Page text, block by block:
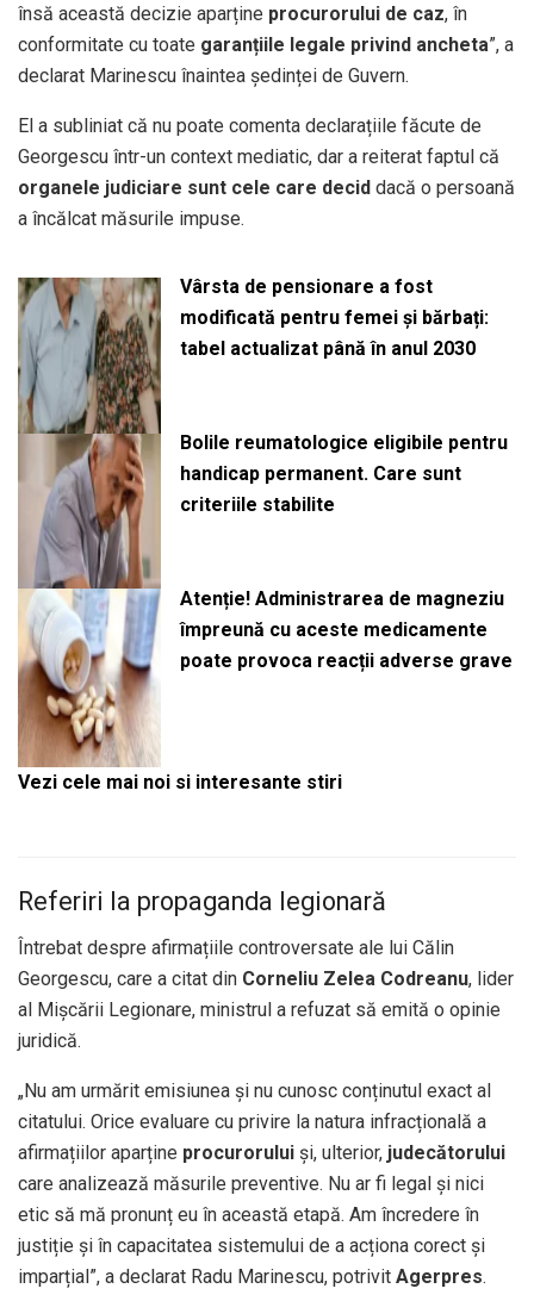
însă această decizie aparține procurorului de caz, în
conformitate cu toate garanțiile legale privind ancheta”, a
declarat Marinescu înaintea ședinței de Guvern.
El a subliniat că nu poate comenta declarațiile făcute de
Georgescu într-un context mediatic, dar a reiterat faptul că
organele judiciare sunt cele care decid dacă o persoană
a încălcat măsurile impuse.
Vârsta de pensionare a fost
modificată pentru femei și bărbați:
tabel actualizat până în anul 2030
Bolile reumatologice eligibile pentru
handicap permanent. Care sunt
criteriile stabilite
Atenție! Administrarea de magneziu
împreună cu aceste medicamente
poate provoca reacții adverse grave
Vezi cele mai noi si interesante stiri
Referiri la propaganda legionară
Întrebat despre afirmațiile controversate ale lui Călin
Georgescu, care a citat din Corneliu Zelea Codreanu, lider
al Mișcării Legionare, ministrul a refuzat să emită o opinie
juridică.
„Nu am urmărit emisiunea și nu cunosc conținutul exact al
citatului. Orice evaluare cu privire la natura infracțională a
afirmațiilor aparține procurorului și, ulterior, judecătorului
care analizează măsurile preventive. Nu ar fi legal și nici
etic să mă pronunț eu în această etapă. Am încredere în
justiție și în capacitatea sistemului de a acționa corect și
imparțial”, a declarat Radu Marinescu, potrivit Agerpres.